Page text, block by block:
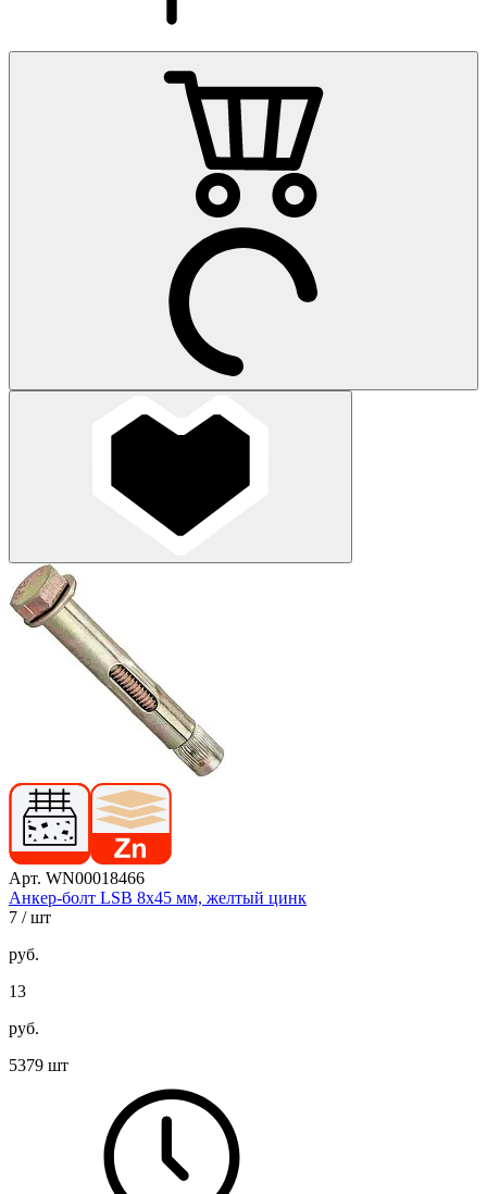
Арт. WN00018466
Анкер-болт LSB 8х45 мм, желтый цинк
7 / шт
руб.
13
руб.
5379 шт